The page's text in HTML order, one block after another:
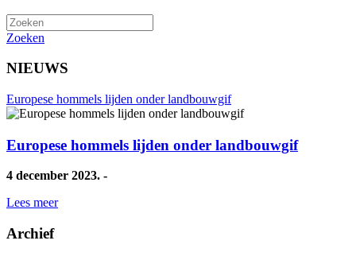
Zoeken
NIEUWS
Europese hommels lijden onder landbouwgif
Europese hommels lijden onder landbouwgif
4 december 2023. -
Lees meer
Archief